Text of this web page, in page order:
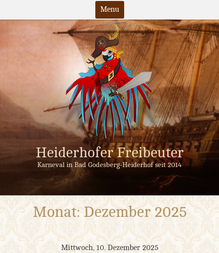
content
Menu
Heiderhofer Freibeuter
Karneval in Bad Godesberg-Heiderhof seit 2014
Monat:Dezember 2025
Mittwoch, 10. Dezember 2025